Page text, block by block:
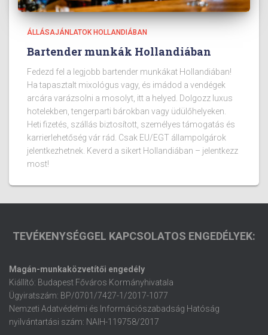
ÁLLÁSAJÁNLATOK HOLLANDIÁBAN
Bartender munkák Hollandiában
Fedezd fel a legjobb bartender munkákat Hollandiában!
Ha tapasztalt mixológus vagy, és imádod a vendégek
arcára varázsolni a mosolyt, itt a helyed. Dolgozz luxus
hotelekben, tengerparti bárokban vagy üdülőhelyeken.
Heti fizetés, szállás biztosított, személyes támogatás és
karrierlehetőség vár rád. Csak EU/EGT állampolgárok
jelentkezhetnek. Keverd a sikert Hollandiában – jelentkezz
most!
TEVÉKENYSÉGGEL KAPCSOLATOS ENGEDÉLYEK:
Magán-munkaközvetítői engedély
Kiállító: Budapest Főváros Kormányhivatala
Ügyiratszám: BP/0701/7427-1/2017-1077
Nemzeti Adatvédelmi és Információszabadság Hatóság
nyilvántartási szám: NAIH-119758/2017